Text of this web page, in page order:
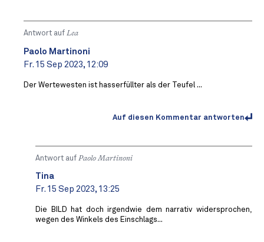
Antwort auf Lea
Paolo Martinoni
Fr. 15 Sep 2023, 12:09
Der Wertewesten ist hasserfüllter als der Teufel ...
Auf diesen Kommentar antworten
Antwort auf Paolo Martinoni
Tina
Fr. 15 Sep 2023, 13:25
Die BILD hat doch irgendwie dem narrativ widersprochen,
wegen des Winkels des Einschlags...